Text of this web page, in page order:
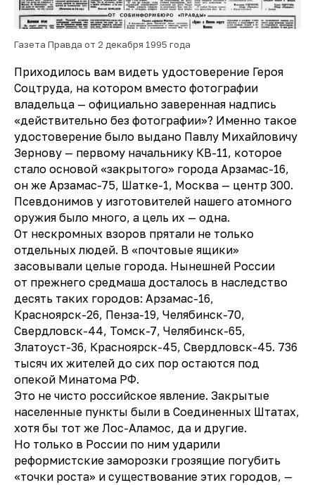
Газета Правда от 2 декабря 1995 года
Приходилось вам видеть удостоверение Героя
Соцтруда, на котором вместо фотографии
владельца — официально заверенная надпись
«действительно без фотографии»? Именно такое
удостоверение было выдано Павлу Михайловичу
Зернову — первому начальнику КВ-11, которое
стало основой «закрытого» города Арзамас-16,
он же Арзамас-75, Шатке-1, Москва — центр 300.
Псевдонимов у изготовителей нашего атомного
оружия было много, а цель их — одна.
От нескромных взоров прятали не только
отдельных людей. В «почтовые ящики»
засовывали целые города. Нынешней России
от прежнего средмаша досталось в наследство
десять таких городов: Арзамас-16,
Красноярск-26, Пенза-19, Челябинск-70,
Свердловск-44, Томск-7, Челябинск-65,
Златоуст-36, Красноярск-45, Свердловск-45. 736
тысяч их жителей до сих пор остаются под
опекой Минатома РФ.
Это не чисто российское явление. Закрытые
населенные пункты были в Соединенных Штатах,
хотя бы тот же Лос-Аламос, да и другие.
Но только в России по ним ударили
реформистские заморозки грозящие погубить
«точки роста» и существование этих городов, —